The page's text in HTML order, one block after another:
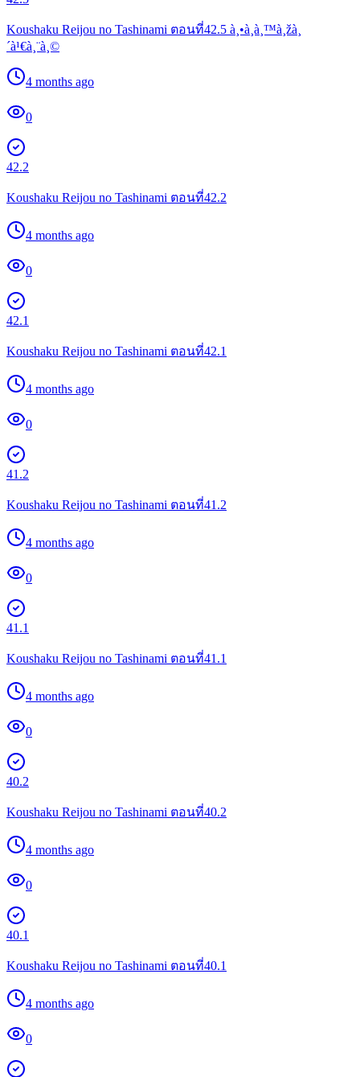
Koushaku Reijou no Tashinami ตอนที่42.5 à¸•à¸­à¸™à¸žà¸
´à¹€à¸¨à¸©
4 months ago
0
42.2
Koushaku Reijou no Tashinami ตอนที่42.2
4 months ago
0
42.1
Koushaku Reijou no Tashinami ตอนที่42.1
4 months ago
0
41.2
Koushaku Reijou no Tashinami ตอนที่41.2
4 months ago
0
41.1
Koushaku Reijou no Tashinami ตอนที่41.1
4 months ago
0
40.2
Koushaku Reijou no Tashinami ตอนที่40.2
4 months ago
0
40.1
Koushaku Reijou no Tashinami ตอนที่40.1
4 months ago
0